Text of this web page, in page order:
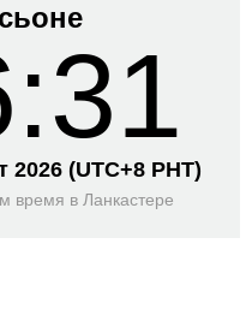
2026 (UTC+8 PHT)
время в Ланкастере